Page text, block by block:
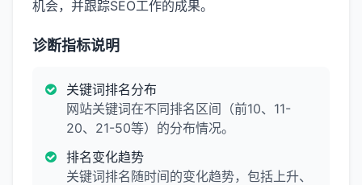
机会，并跟踪SEO工作的成果。
诊断指标说明
关键词排名分布
网站关键词在不同排名区间（前10、11-
20、21-50等）的分布情况。
排名变化趋势
关键词排名随时间的变化趋势，包括上升、